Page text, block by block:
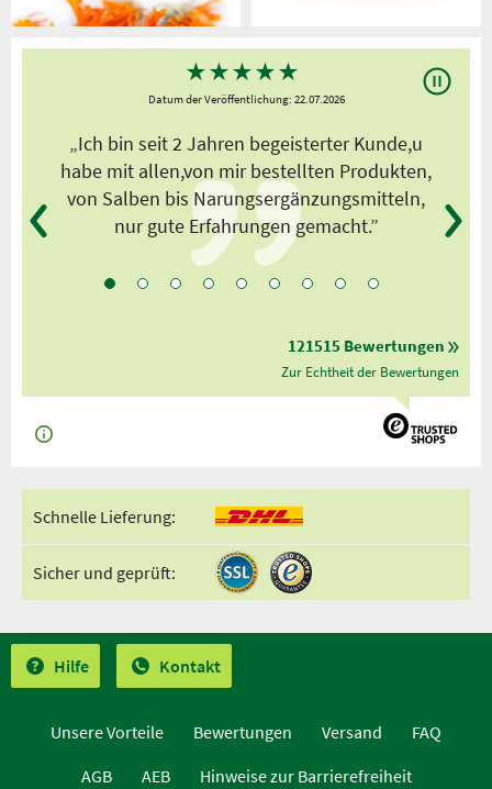
★★★★★
Datum der Veröffentlichung: 22.07.2026
„Ich bin seit 2 Jahren begeisterter Kunde,u
habe mit allen,von mir bestellten Produkten,
von Salben bis Narungsergänzungsmitteln,
nur gute Erfahrungen gemacht.”
121515 Bewertungen
Zur Echtheit der Bewertungen
Schnelle Lieferung:
Sicher und geprüft:
Hilfe Kontakt
Unsere Vorteile Bewertungen Versand
FAQ
AGB
AEB
Hinweise zur Barrierefreiheit